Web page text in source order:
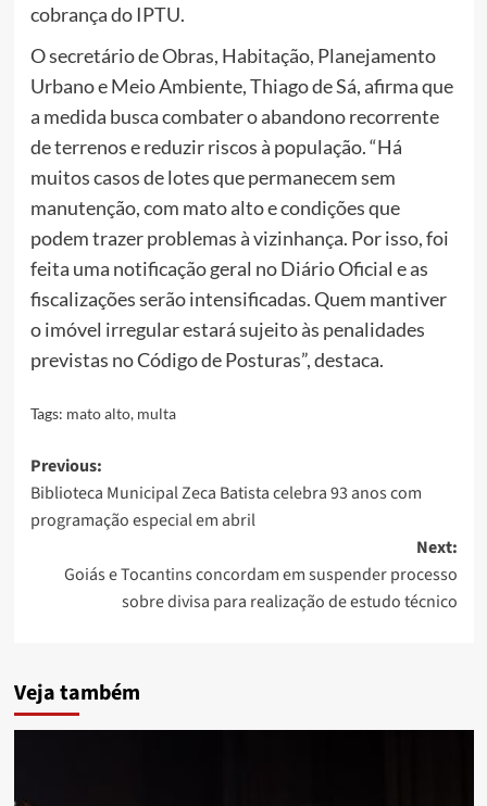
cobrança do IPTU.
O secretário de Obras, Habitação, Planejamento
Urbano e Meio Ambiente, Thiago de Sá, afirma que
a medida busca combater o abandono recorrente
de terrenos e reduzir riscos à população. “Há
muitos casos de lotes que permanecem sem
manutenção, com mato alto e condições que
podem trazer problemas à vizinhança. Por isso, foi
feita uma notificação geral no Diário Oficial e as
fiscalizações serão intensificadas. Quem mantiver
o imóvel irregular estará sujeito às penalidades
previstas no Código de Posturas”, destaca.
Tags: mato alto, multa
Post
navigation
Previous:
Biblioteca Municipal Zeca Batista celebra 93 anos com
programação especial em abril
Next:
Goiás e Tocantins concordam em suspender processo
sobre divisa para realização de estudo técnico
Veja também